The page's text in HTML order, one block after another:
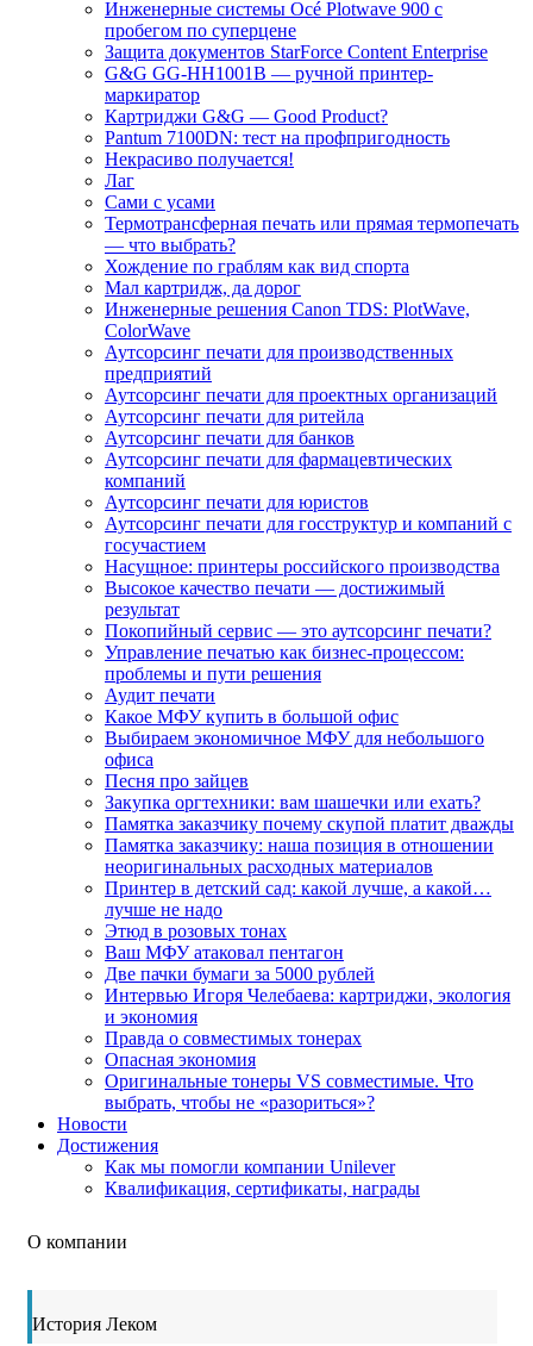
Инженерные системы Océ Plotwave 900 с
пробегом по суперцене
Защита документов StarForce Content Enterprise
G&G GG-HH1001B — ручной принтер-
маркиратор
Картриджи G&G — Good Product?
Pantum 7100DN: тест на профпригодность
Некрасиво получается!
Лаг
Сами с усами
Термотрансферная печать или прямая термопечать
— что выбрать?
Хождение по граблям как вид спорта
Мал картридж, да дорог
Инженерные решения Canon TDS: PlotWave,
ColorWave
Аутсорсинг печати для производственных
предприятий
Аутсорсинг печати для проектных организаций
Аутсорсинг печати для ритейла
Аутсорсинг печати для банков
Аутсорсинг печати для фармацевтических
компаний
Аутсорсинг печати для юристов
Аутсорсинг печати для госструктур и компаний с
госучастием
Насущное: принтеры российского производства
Высокое качество печати — достижимый
результат
Покопийный сервис — это аутсорсинг печати?
Управление печатью как бизнес-процессом:
проблемы и пути решения
Аудит печати
Какое МФУ купить в большой офис
Выбираем экономичное МФУ для небольшого
офиса
Песня про зайцев
Закупка оргтехники: вам шашечки или ехать?
Памятка заказчику почему скупой платит дважды
Памятка заказчику: наша позиция в отношении
неоригинальных расходных материалов
Принтер в детский сад: какой лучше, а какой…
лучше не надо
Этюд в розовых тонах
Ваш МФУ атаковал пентагон
Две пачки бумаги за 5000 рублей
Интервью Игоря Челебаева: картриджи, экология
и экономия
Правда о совместимых тонерах
Опасная экономия
Оригинальные тонеры VS совместимые. Что
выбрать, чтобы не «разориться»?
Новости
Достижения
Как мы помогли компании Unilever
Квалификация, сертификаты, награды
О компании
История Леком